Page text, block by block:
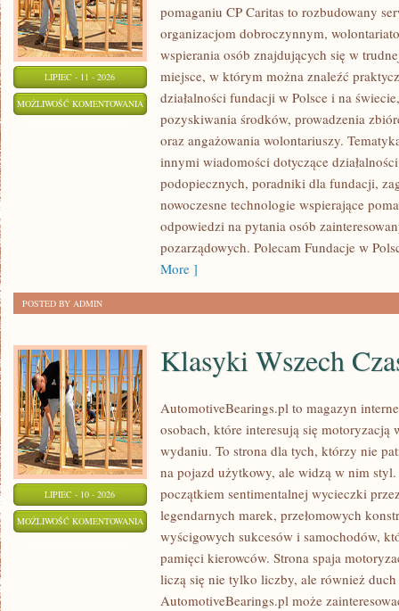
LIPIEC - 11 - 2026
MOŻLIWOŚĆ KOMENTOWANIA ZARZĄD
GOVERNANCE
pomaganiu CP Caritas to rozbudowany
organizacjom dobroczynnym,
wspierania osób znajdujących się w
miejsce, w którym można znaleźć
działalności fundacji w Polsce i na
pozyskiwania środków, prowadzenia
oraz angażowania wolontariuszy.
innymi wiadomości dotyczące
podopiecznych, poradniki dla fundacji,
nowoczesne technologie wspierające
odpowiedzi na pytania osób
pozarządowych. Polecam Fundacje w
More ]
POSTED BY ADMIN
LIPIEC - 10 - 2026
MOŻLIWOŚĆ KOMENTOWANIA KLASYKI
WSZECH
CZASÓW
Klasyki Wszech
AutomotiveBearings.pl to magazyn
osobach, które interesują się
wydaniu. To strona dla tych, którzy nie
na pojazd użytkowy, ale widzą w nim
początkiem sentimentalnej wycieczki
legendarnych marek, przełomowych
wyścigowych sukcesów i samochodów,
pamięci kierowców. Strona spaja
liczą się nie tylko liczby, ale również duch
AutomotiveBearings.pl może